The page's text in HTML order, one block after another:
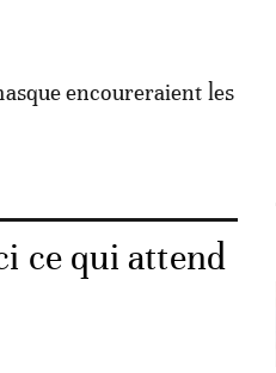
encoureraient les
ce qui attend